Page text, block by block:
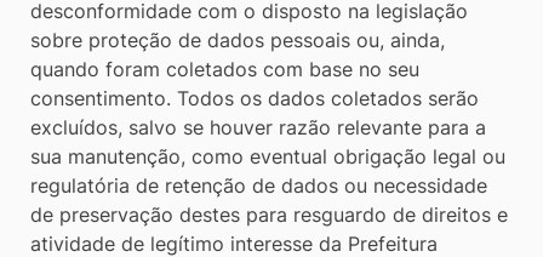
desconformidade com o disposto na legislação
sobre proteção de dados pessoais ou, ainda,
quando foram coletados com base no seu
consentimento. Todos os dados coletados serão
excluídos, salvo se houver razão relevante para a
sua manutenção, como eventual obrigação legal ou
regulatória de retenção de dados ou necessidade
de preservação destes para resguardo de direitos e
atividade de legítimo interesse da Prefeitura